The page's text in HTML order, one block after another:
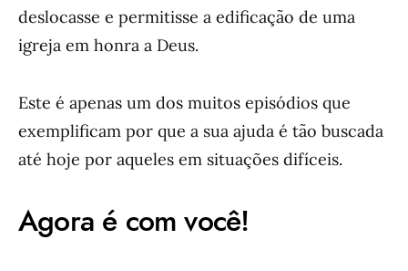
deslocasse e permitisse a edificação de uma
igreja em honra a Deus.
Este é apenas um dos muitos episódios que
exemplificam por que a sua ajuda é tão buscada
até hoje por aqueles em situações difíceis.
Agora é com você!